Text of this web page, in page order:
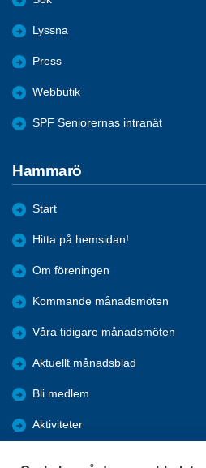
Lyssna
Press
Webbutik
SPF Seniorernas intranät
Hammarö
Start
Hitta på hemsidan!
Om föreningen
Kommande månadsmöten
Våra tidigare månadsmöten
Aktuellt månadsblad
Bli medlem
Aktiviteter